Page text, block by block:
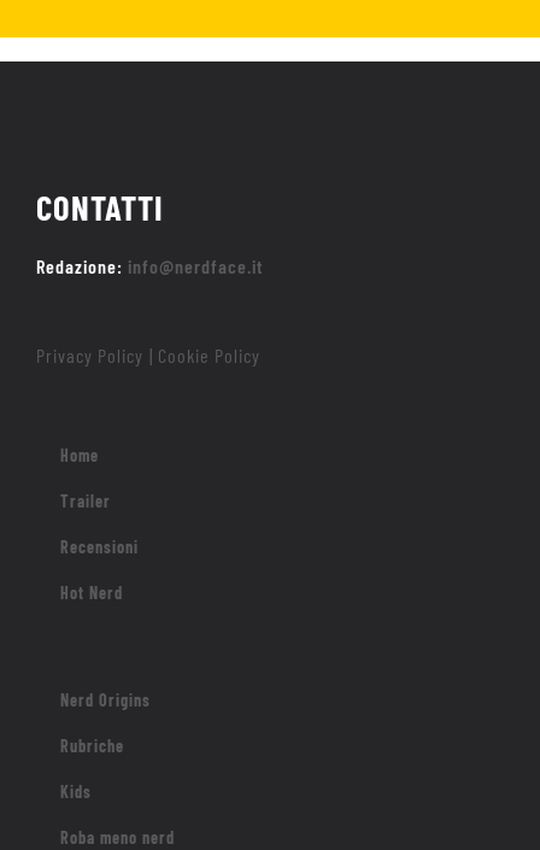
CONTATTI
Redazione: info@nerdface.it
Privacy Policy | Cookie Policy
Home
Trailer
Recensioni
Hot Nerd
Nerd Origins
Rubriche
Kids
Roba meno nerd